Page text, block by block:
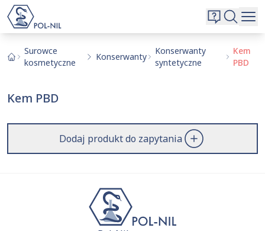
O nas
Kontakt
Surowce
kosmetyczne
Konserwanty
Konserwanty
syntetyczne
Kem
PBD
Kem PBD
Dodaj produkt do zapytania
Wybrane surowce i substancje
Aktualnie niczego nie dodałeś do zapytania.
Wyszukiwarka
Szukaj